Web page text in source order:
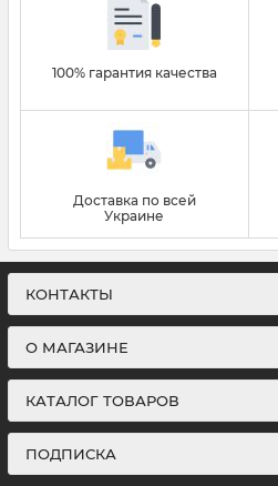
100% гарантия качества
Доставка по всей
Украине
КОНТАКТЫ
О МАГАЗИНЕ
КАТАЛОГ ТОВАРОВ
ПОДПИСКА